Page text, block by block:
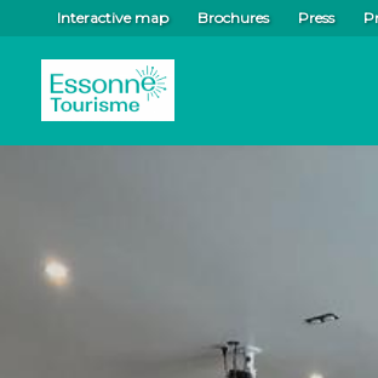
Interactive map Brochures Press